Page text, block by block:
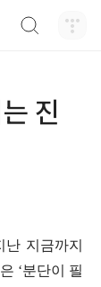
진
난 지금까지
‘분단이 필